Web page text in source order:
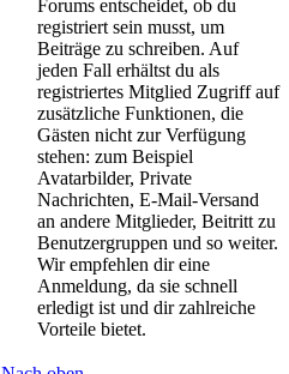
Forums entscheidet, ob du
registriert sein musst, um
Beiträge zu schreiben. Auf
jeden Fall erhältst du als
registriertes Mitglied Zugriff auf
zusätzliche Funktionen, die
Gästen nicht zur Verfügung
stehen: zum Beispiel
Avatarbilder, Private
Nachrichten, E-Mail-Versand
an andere Mitglieder, Beitritt zu
Benutzergruppen und so weiter.
Wir empfehlen dir eine
Anmeldung, da sie schnell
erledigt ist und dir zahlreiche
Vorteile bietet.